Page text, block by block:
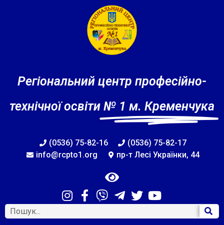
Регіональний центр професійно-
технічної освіти № 1 м. Кременчука
(0536) 75-82-16
(0536) 75-82-17
info@rcpto1.org
пр-т Лесі Українки, 44